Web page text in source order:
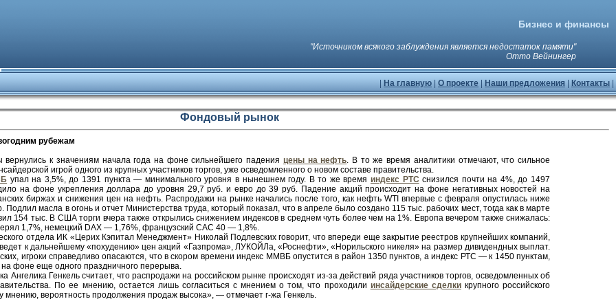
Бизнес и финансы
"Источником всякого заблуждения является недостаток памяти"
Отто Вейнингер
На главную О проекте Наши предложения Контакты
Фондовый рынок
рубежам
вернулись к значениям начала года на фоне сильнейшего падения цены на нефть. В то же время аналитики отмечают, что сильное
игрой одного из крупных участников торгов, уже осведомленного о новом составе правительства.
упал на 3,5%, до 1391 пункта — минимального уровня в нынешнем году. В то же время индекс РТС снизился почти на 4%, до 1497
на фоне укрепления доллара до уровня 29,7 руб. и евро до 39 руб. Падение акций происходит на фоне негативных новостей на
биржах и снижения цен на нефть. Распродажи на рынке начались после того, как нефть WTI впервые с февраля опустилась ниже
Подлил масла в огонь и отчет Министерства труда, который показал, что в апреле было создано 115 тыс. рабочих мест, тогда как в марте
154 тыс. В США торги вчера также открылись снижением индексов в среднем чуть более чем на 1%. Европа вечером также снижалась:
1,7%, немецкий DAX — 1,76%, французский САС 40 — 1,8%.
отдела ИК «Церих Кэпитал Менеджмент» Николай Подлевских говорит, что впереди еще закрытие реестров крупнейших компаний,
к дальнейшему «похудению» цен акций «Газпрома», ЛУКОЙЛа, «Роснефти», «Норильского никеля» на размер дивидендных выплат.
игроки справедливо опасаются, что в скором времени индекс ММВБ опустится в район 1350 пунктов, а индекс РТС — к 1450 пунктам,
на фоне еще одного праздничного перерыва.
Ангелика Генкель считает, что распродажи на российском рынке происходят из-за действий ряда участников торгов, осведомленных об
По ее мнению, остается лишь согласиться с мнением о том, что проходили инсайдерские сделкикрупного российского
мнению, вероятность продолжения продаж высока», — отмечает г-жа Генкель.